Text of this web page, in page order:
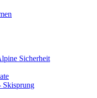
Sicherheit
Skisprung